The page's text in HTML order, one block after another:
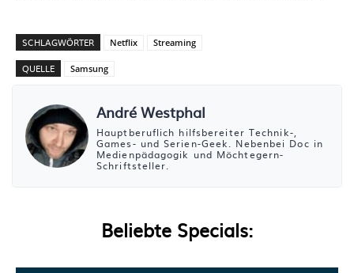
SCHLAGWÖRTER Netflix Streaming
QUELLE Samsung
André Westphal
Hauptberuflich hilfsbereiter Technik-,
Games- und Serien-Geek. Nebenbei Doc in
Medienpädagogik und Möchtegern-
Schriftsteller.
Beliebte Specials: